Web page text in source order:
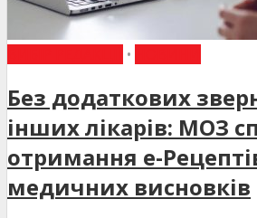
•
Без додаткових
інших лікарів: МОЗ
отримання е-
медичних висновків